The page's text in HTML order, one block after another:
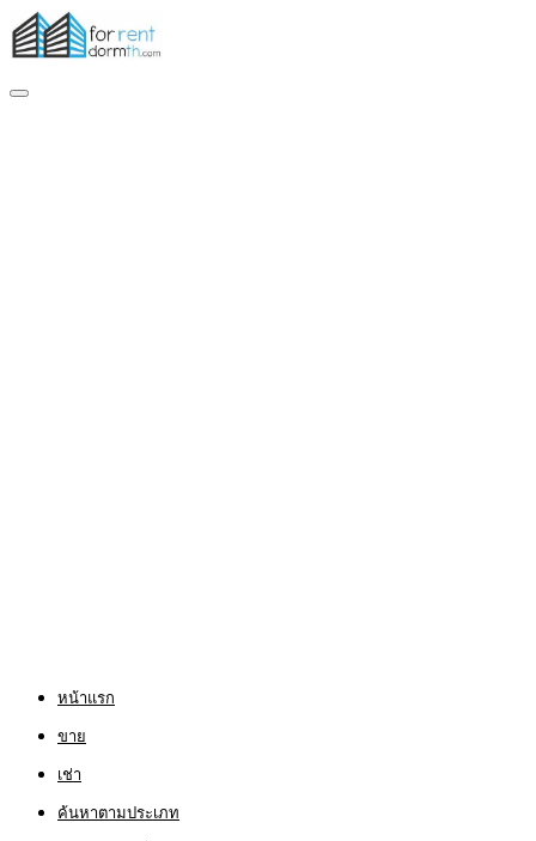
หน้าแรก
ขาย
เช่า
ค้นหาตามประเภท